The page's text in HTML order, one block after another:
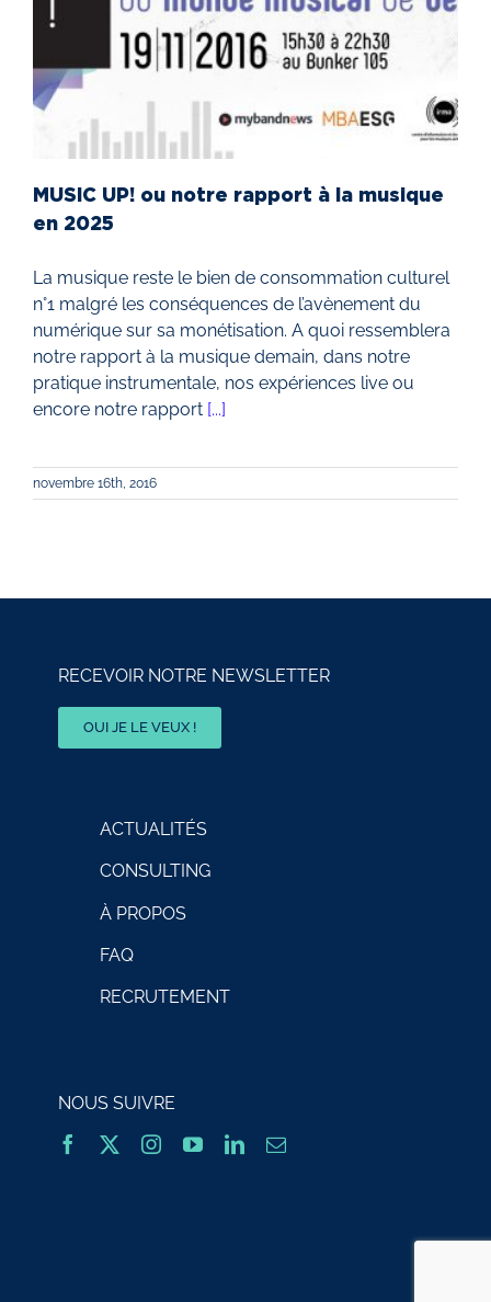
MUSIC UP! ou notre rapport à la musique
en 2025
La musique reste le bien de consommation culturel
n°1 malgré les conséquences de l’avènement du
numérique sur sa monétisation. A quoi ressemblera
notre rapport à la musique demain, dans notre
pratique instrumentale, nos expériences live ou
encore notre rapport [...]
novembre 16th, 2016
RECEVOIR NOTRE NEWSLETTER
OUI JE LE VEUX !
ACTUALITÉS
CONSULTING
À PROPOS
FAQ
RECRUTEMENT
NOUS SUIVRE